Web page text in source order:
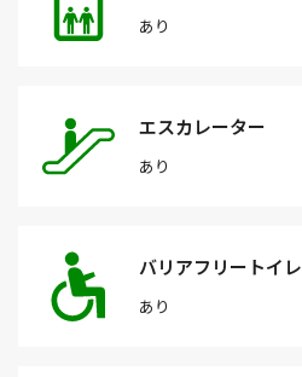
あり
エスカレーター
あり
バリアフリートイレ
あり